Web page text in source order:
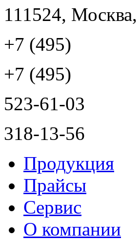
111524,
+7 (495)
+7 (495)
523-61-03
318-13-56
Продукция
Прайсы
Сервис
О компании